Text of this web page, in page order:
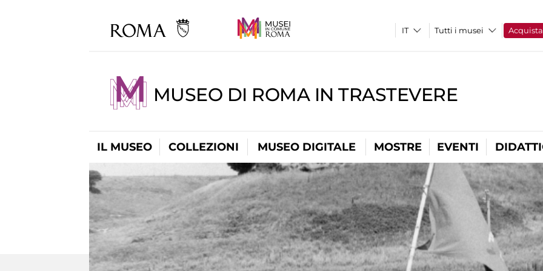
Tutti i musei Acquista
MUSEO DI ROMA IN TRASTEVERE
IL MUSEO COLLEZIONI MUSEO DIGITALE MOSTRE EVENTI